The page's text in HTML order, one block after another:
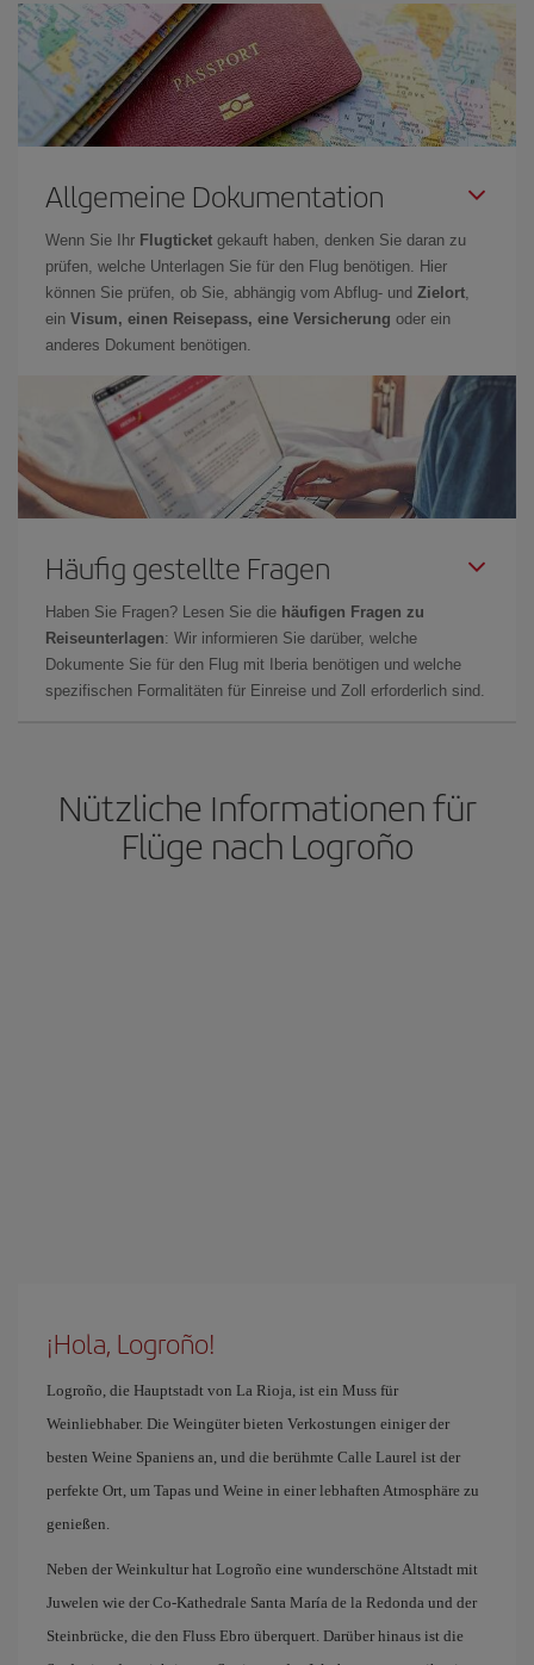
Allgemeine Dokumentation
Wenn Sie Ihr Flugticket gekauft haben, denken Sie daran zu
prüfen, welche Unterlagen Sie für den Flug benötigen. Hier
können Sie prüfen, ob Sie, abhängig vom Abflug- und Zielort
ein Visum, einen Reisepass, eine Versicherung oder ein
anderes Dokument benötigen.
Häufig gestellte Fragen
Haben Sie Fragen? Lesen Sie die häufigen Fragen zu
Reiseunterlagen: Wir informieren Sie darüber, welche
Dokumente Sie für den Flug mit Iberia benötigen und welche
spezifischen Formalitäten für Einreise und Zoll erforderlich sind.
Nützliche Informationen für
Flüge nach Logroño
¡Hola, Logroño!
Logroño, die Hauptstadt von La Rioja, ist ein Muss für
Weinliebhaber. Die Weingüter bieten Verkostungen einiger der
besten Weine Spaniens an, und die berühmte Calle Laurel ist der
perfekte Ort, um Tapas und Weine in einer lebhaften Atmosphäre zu
genießen.
Neben der Weinkultur hat Logroño eine wunderschöne Altstadt mit
Juwelen wie der Co-Kathedrale Santa María de la Redonda und der
Steinbrücke, die den Fluss Ebro überquert. Darüber hinaus ist die